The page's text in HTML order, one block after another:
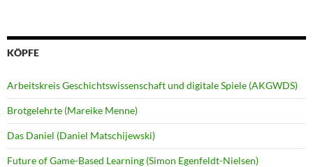
KÖPFE
Arbeitskreis Geschichtswissenschaft und digitale Spiele (AKGWDS)
Brotgelehrte (Mareike Menne)
Das Daniel (Daniel Matschijewski)
Future of Game-Based Learning (Simon Egenfeldt-Nielsen)